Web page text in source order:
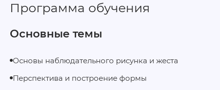
Программа обучения
Основные темы
Основы наблюдательного рисунка и жеста
Перспектива и построение формы